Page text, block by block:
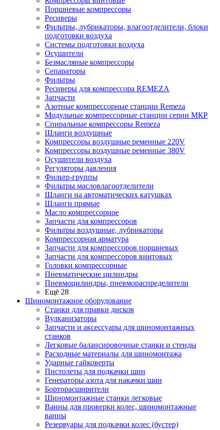
Поршневые компрессоры
Ресиверы
Фильтры, лубрикаторы, влагоотделители, блоки
подготовки воздуха
Системы подготовки воздуха
Осушители
Безмасляные компрессоры
Сепараторы
Фильтры
Ресиверы для компрессора REMEZA
Запчасти
Азотные компрессорные станции Remeza
Модульные компрессорные станции серии МКР
Спиральные компрессоры Remeza
Шланги воздушные
Компрессоры воздушные ременные 220V
Компрессоры воздушные ременные 380V
Осушители воздуха
Регуляторы давления
Фильтр-группы
Фильтры масловлагоотделители
Шланги на автоматических катушках
Шланги прямые
Масло компрессорное
Запчасти для компрессоров
Фильтры воздушные, лубрикаторы
Компрессорная арматура
Запчасти для компрессоров поршневых
Запчасти для компрессоров винтовых
Головки компрессорные
Пневматические цилиндры
Пневмоцилиндры, пневмораспределители
Ещё 28
Шиномонтажное оборудование
Станки для правки дисков
Вулканизаторы
Запчасти и аксессуары для шиномонтажных
станков
Легковые балансировочные станки и стенды
Расходные материалы для шиномонтажа
Ударные гайковерты
Пистолеты для подкачки шин
Генераторы азота для накачки шин
Борторасширители
Шиномонтажные станки легковые
Ванны для проверки колес, шиномонтажные
ванны
Резервуары для подкачки колес (бустер)